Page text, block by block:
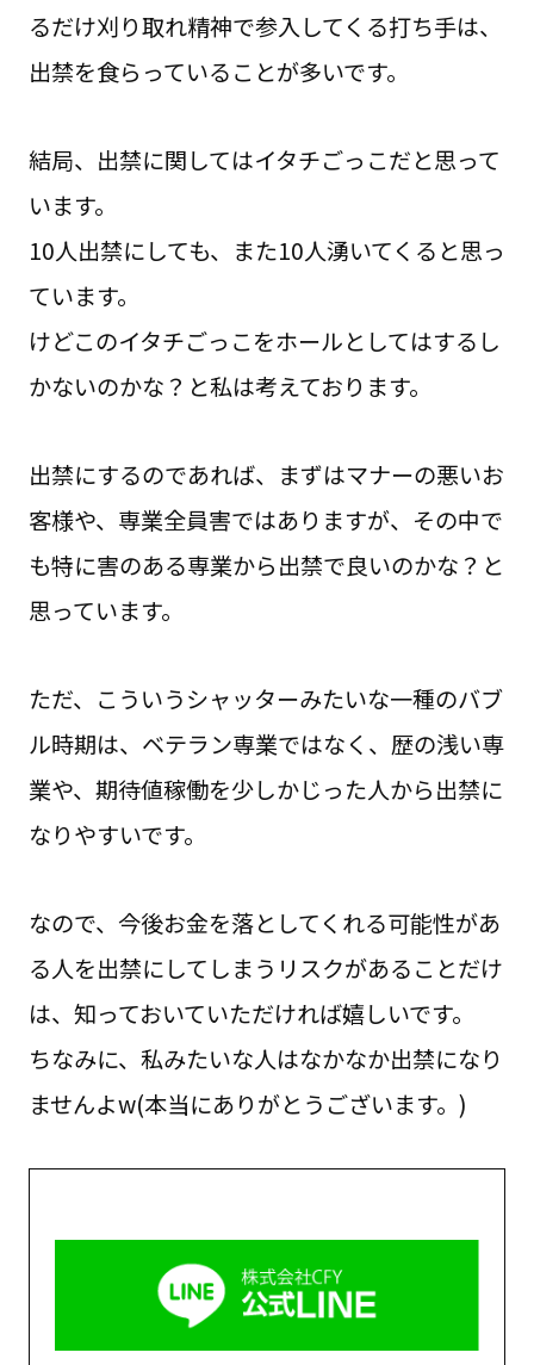
るだけ刈り取れ精神で参入してくる打ち手は、
出禁を食らっていることが多いです。
結局、出禁に関してはイタチごっこだと思って
います。
10人出禁にしても、また10人湧いてくると思っ
ています。
けどこのイタチごっこをホールとしてはするし
かないのかな？と私は考えております。
出禁にするのであれば、まずはマナーの悪いお
客様や、専業全員害ではありますが、その中で
も特に害のある専業から出禁で良いのかな？と
思っています。
ただ、こういうシャッターみたいな一種のバブ
ル時期は、ベテラン専業ではなく、歴の浅い専
業や、期待値稼働を少しかじった人から出禁に
なりやすいです。
なので、今後お金を落としてくれる可能性があ
る人を出禁にしてしまうリスクがあることだけ
は、知っておいていただければ嬉しいです。
ちなみに、私みたいな人はなかなか出禁になり
ませんよw(本当にありがとうございます。)